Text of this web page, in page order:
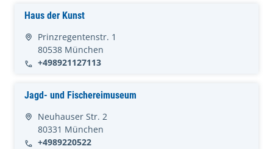
Haus der Kunst
Prinzregentenstr. 1
80538 München
+498921127113
Jagd- und Fischereimuseum
Neuhauser Str. 2
80331 München
+4989220522